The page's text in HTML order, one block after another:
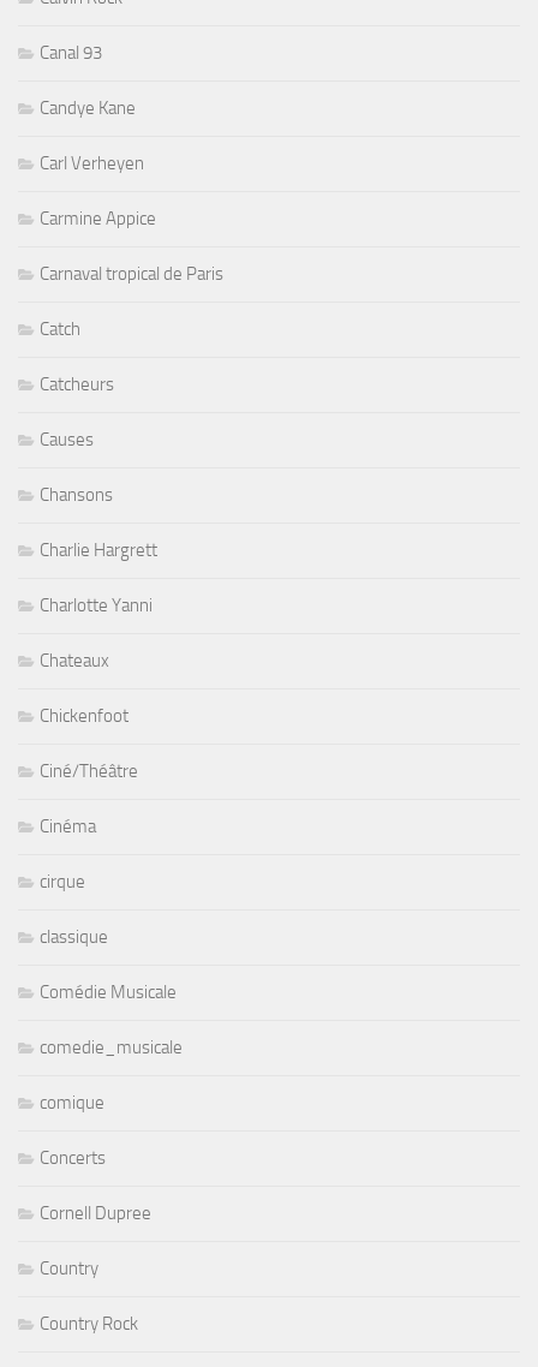
Canal 93
Candye Kane
Carl Verheyen
Carmine Appice
Carnaval tropical de Paris
Catch
Catcheurs
Causes
Chansons
Charlie Hargrett
Charlotte Yanni
Chateaux
Chickenfoot
Ciné/Théâtre
Cinéma
cirque
classique
Comédie Musicale
comedie_musicale
comique
Concerts
Cornell Dupree
Country
Country Rock